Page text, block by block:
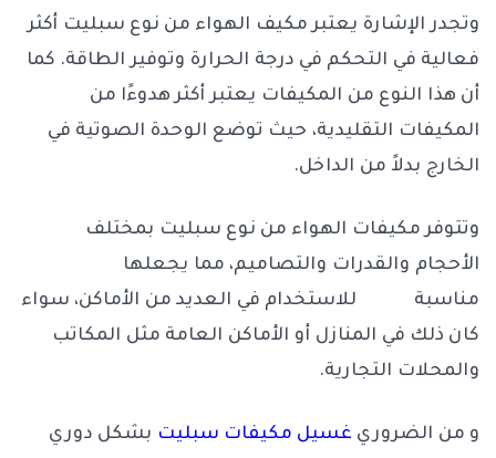
وتجدر الإشارة يعتبر مكيف الهواء من نوع سبليت أكثر
فعالية في التحكم في درجة الحرارة وتوفير الطاقة. كما
أن هذا النوع من المكيفات يعتبر أكثر هدوءًا من
المكيفات التقليدية، حيث توضع الوحدة الصوتية في
الخارج بدلاً من الداخل.
وتتوفر مكيفات الهواء من نوع سبليت بمختلف
الأحجام والقدرات والتصاميم، مما يجعلها
مناسبة للاستخدام في العديد من الأماكن، سواء
كان ذلك في المنازل أو الأماكن العامة مثل المكاتب
والمحلات التجارية.
و من الضروري غسيل مكيفات سبليت بشكل دوري